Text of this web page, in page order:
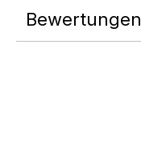
Bewertungen